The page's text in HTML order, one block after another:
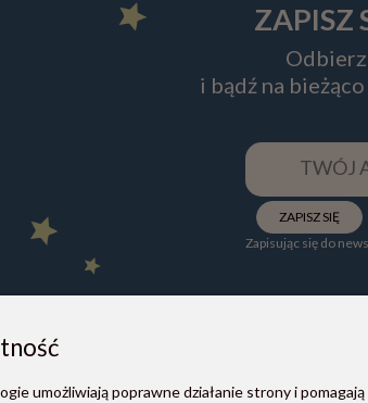
ZAPISZ
i bądź na
ZAPISZ SIĘ
Zapisując się do
O NAS POMOC
umożliwiają poprawne działanie strony i